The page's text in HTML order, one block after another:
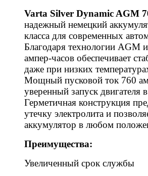
Varta Silver Dynamic AGM
надежный немецкий
класса для современных
Благодаря технологии AGM
ампер-часов обеспечивает
даже при низких
Мощный пусковой ток 760
уверенный запуск двигателя
Герметичная конструкция
утечку электролита и
аккумулятор в любом
Преимущества:
Увеличенный срок службы